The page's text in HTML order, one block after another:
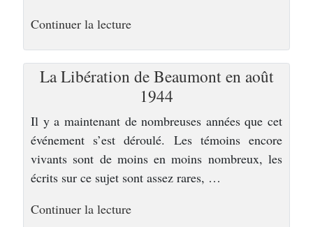
Continuer la lecturede
ville
d’histoire »
La Libération de Beaumont en août
1944
Il y a maintenant de nombreuses années que cet
événement s’est déroulé. Les témoins encore
vivants sont de moins en moins nombreux, les
écrits sur ce sujet sont assez rares, …
Continuer la lecturede